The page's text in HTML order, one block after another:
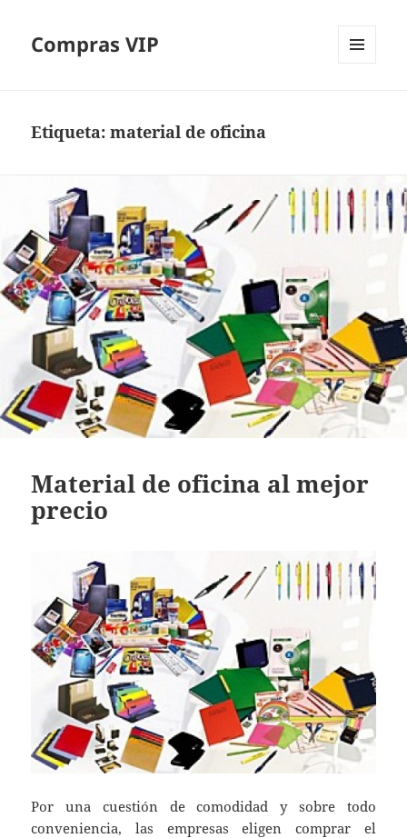
Compras VIP
Etiqueta:material de oficina
Material de oficina al mejor
precio
Por una cuestión de comodidad y sobre todo
conveniencia, las empresas eligen comprar el